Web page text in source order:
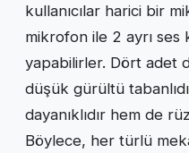
kullanıcılar harici bir
mikrofon ile 2 ayrı ses
yapabilirler. Dört adet
düşük gürültü
dayanıklıdır hem de
Böylece, her türlü